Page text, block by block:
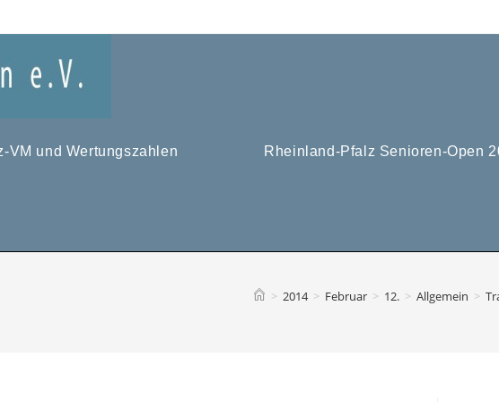
VM und Wertungszahlen Rheinland-Pfalz Senioren-Open
> 2014 > Februar > 12. > Allgemein >